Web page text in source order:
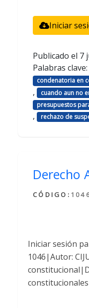
Iniciar
Publicado el 7
Palabras clave:
condenatoria en
, cuando aun no
presupuestos
, rechazo de
Derecho
CÓDIGO:
Iniciar sesión
1046|Autor:
constitucionales